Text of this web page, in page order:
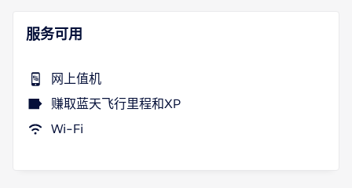
服务可用
网上值机
赚取蓝天飞行里程和XP
Wi-Fi